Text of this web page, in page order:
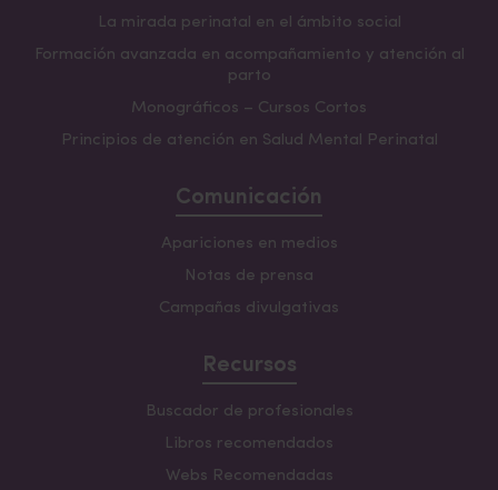
La mirada perinatal en el ámbito social
Formación avanzada en acompañamiento y atención al
parto
Monográficos – Cursos Cortos
Principios de atención en Salud Mental Perinatal
Comunicación
Apariciones en medios
Notas de prensa
Campañas divulgativas
Recursos
Buscador de profesionales
Libros recomendados
Webs Recomendadas